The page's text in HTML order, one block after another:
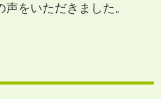
をいただきました。